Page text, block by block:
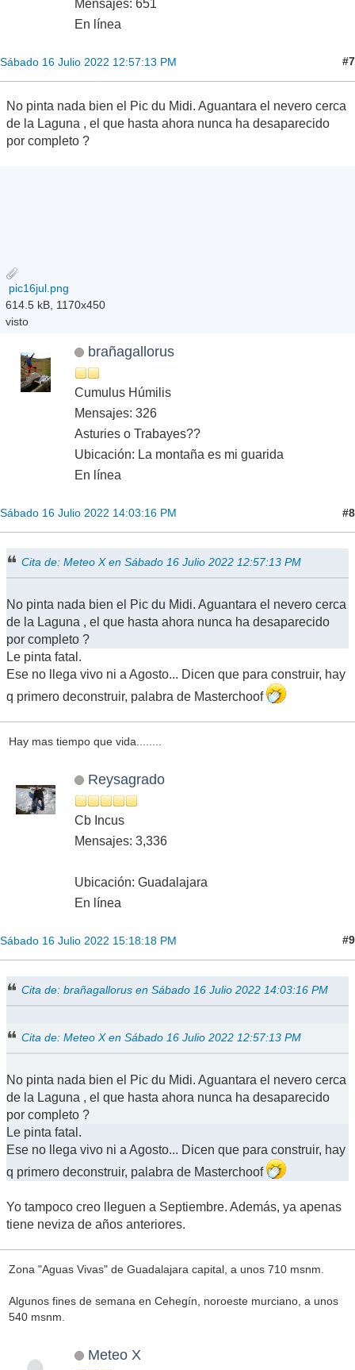
Mensajes: 651
En línea
Sábado 16 Julio 2022 12:57:13 PM #7
No pinta nada bien el Pic du Midi. Aguantara el nevero cerca
de la Laguna , el que hasta ahora nunca ha desaparecido
por completo ?
pic16jul.png
614.5 kB, 1170x450
visto
brañagallorus
Cumulus Húmilis
Mensajes: 326
Asturies o Trabayes??
Ubicación: La montaña es mi guarida
En línea
Sábado 16 Julio 2022 14:03:16 PM #8
Cita de: Meteo X en Sábado 16 Julio 2022 12:57:13 PM
No pinta nada bien el Pic du Midi. Aguantara el nevero cerca
de la Laguna , el que hasta ahora nunca ha desaparecido
por completo ?
Le pinta fatal.
Ese no llega vivo ni a Agosto... Dicen que para construir, hay
q primero deconstruir, palabra de Masterchoof
Hay mas tiempo que vida........
Reysagrado
Cb Incus
Mensajes: 3,336
Ubicación: Guadalajara
En línea
Sábado 16 Julio 2022 15:18:18 PM #9
Cita de: brañagallorus en Sábado 16 Julio 2022 14:03:16 PM
Cita de: Meteo X en Sábado 16 Julio 2022 12:57:13 PM
No pinta nada bien el Pic du Midi. Aguantara el nevero cerca
de la Laguna , el que hasta ahora nunca ha desaparecido
por completo ?
Le pinta fatal.
Ese no llega vivo ni a Agosto... Dicen que para construir, hay
q primero deconstruir, palabra de Masterchoof
Yo tampoco creo lleguen a Septiembre. Además, ya apenas
tiene neviza de años anteriores.
Zona "Aguas Vivas" de Guadalajara capital, a unos 710 msnm.
Algunos fines de semana en Cehegín, noroeste murciano, a unos
540 msnm.
Meteo X